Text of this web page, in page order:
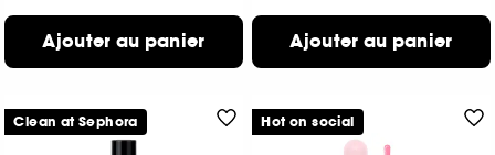
Ajouter au panier Ajouter au panier
Clean at Sephora Hot on social